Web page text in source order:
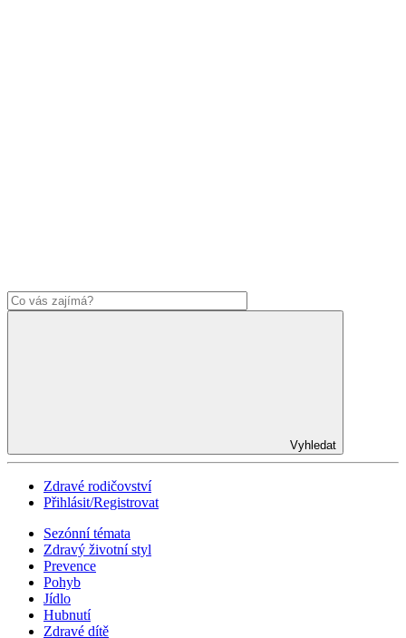
Vyhledat
Zdravé rodičovství
Přihlásit/Registrovat
Sezónní témata
Zdravý životní styl
Prevence
Pohyb
Jídlo
Hubnutí
Zdravé dítě